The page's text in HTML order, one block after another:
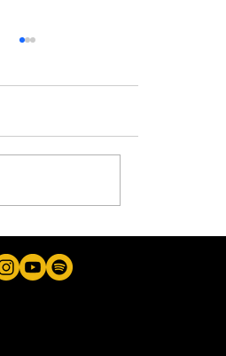
La verdadera
está México?